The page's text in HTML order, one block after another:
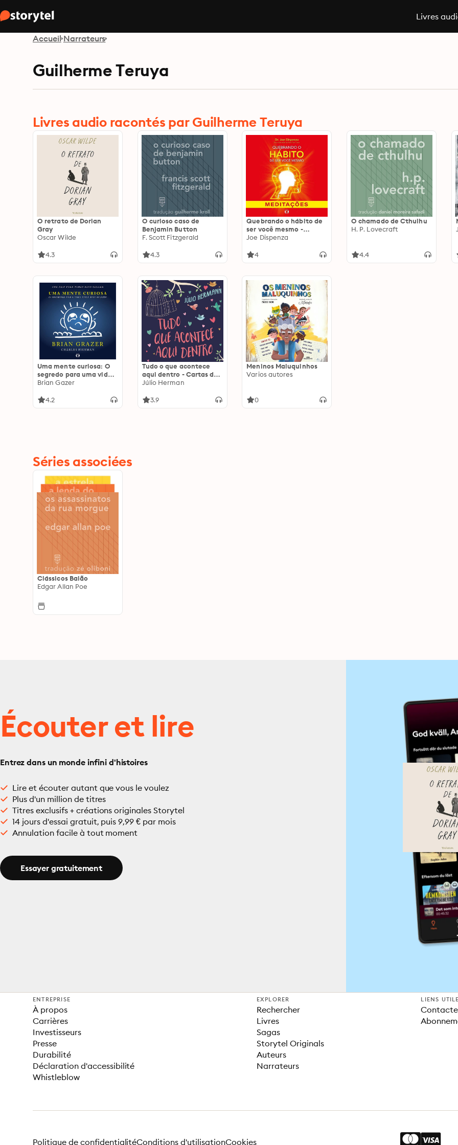
Livres
Accueil Narrateurs
Guilherme Teruya
Livres audio racontés par Guilherme Teruya
O retrato de Dorian
Gray
Oscar Wilde
4.3
O curioso caso de
Benjamin Button
F. Scott Fitzgerald
4.3
Quebrando o hábito de
ser você mesmo -
Meditações
Joe Dispenza
4
O chamado de Cthulhu
H. P. Lovecraft
4.4
Uma mente curiosa: O
segredo para uma vida
brilhante: O segredo
Brian Gazer
4.2
Tudo o que acontece
aqui dentro - Cartas de
amor nunca rasgadas
Júlio Herman
3.9
Meninos Maluquinhos
Varios autores
0
Séries associées
Clássicos Balão
Edgar Allan Poe
Écouter et lire
Entrez dans un monde infini d'histoires
Lire et écouter autant que vous le voulez
Plus d'un million de titres
Titres exclusifs + créations originales Storytel
14 jours d'essai gratuit, puis 9,99 € par mois
Annulation facile à tout moment
Essayer gratuitement
ENTREPRISE
À propos
Carrières
Investisseurs
Presse
Durabilité
Déclaration d'accessibilité
Whistleblow
EXPLORER
Rechercher
Livres
Sagas
Storytel Originals
Auteurs
Narrateurs
LIENS
Politique de confidentialitéConditions d'utilisationCookies